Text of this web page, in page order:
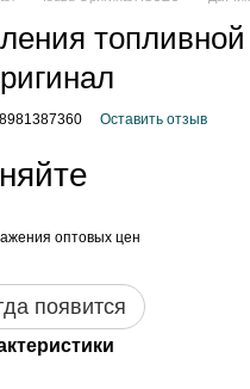
Оставить отзыв
оптовых цен
появится